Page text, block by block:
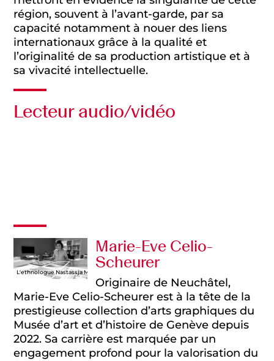
région, souvent à l’avant-garde, par sa
capacité notamment à nouer des liens
internationaux grâce à la qualité et
l’originalité de sa production artistique et à
sa vivacité intellectuelle.
Lecteur audio/vidéo
L'ethnologue Nastassja Martin pour la sortie de A l'est des Rêves. Paris, 17e, le 12
Marie-Eve Celio-
Scheurer
Originaire de Neuchâtel,
Marie-Eve Celio-Scheurer est à la tête de la
prestigieuse collection d’arts graphiques du
Musée d’art et d’histoire de Genève depuis
2022. Sa carrière est marquée par un
engagement profond pour la valorisation du